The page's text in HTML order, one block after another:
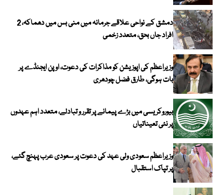
دمشق کے نواحی علاقے جرمانہ میں منی بس میں دھماکہ، 2
افراد جاں بحق، متعدد زخمی
وزیراعظم کی اپوزیشن کو مذاکرات کی دعوت، اوپن ایجنڈے پر
بات ہوگی، طارق فضل چودھری
بیوروکریسی میں بڑے پیمانے پر تقرر و تبادلے، متعدد اہم عہدوں
پر نئی تعیناتیاں
وزیراعظم سعودی ولی عہد کی دعوت پر سعودی عرب پہنچ گئے،
پر تپاک استقبال